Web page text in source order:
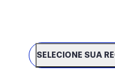
SELECIONE SUA
SELECIONE SUA